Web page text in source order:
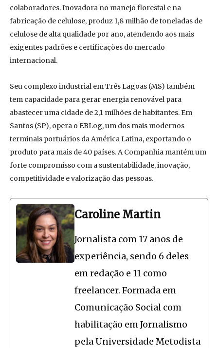
colaboradores. Inovadora no manejo florestal e na
fabricação de celulose, produz 1,8 milhão de toneladas de
celulose de alta qualidade por ano, atendendo aos mais
exigentes padrões e certificações do mercado
internacional.
Seu complexo industrial em Três Lagoas (MS) também
tem capacidade para gerar energia renovável para
abastecer uma cidade de 2,1 milhões de habitantes. Em
Santos (SP), opera o EBLog, um dos mais modernos
terminais portuários da América Latina, exportando o
produto para mais de 40 países. A Companhia mantém um
forte compromisso com a sustentabilidade, inovação,
competitividade e valorização das pessoas.
Caroline Martin
Jornalista com 17 anos de
experiência, sendo 6 deles
em redação e 11 como
freelancer. Formada em
Comunicação Social com
habilitação em Jornalismo
pela Universidade Metodista